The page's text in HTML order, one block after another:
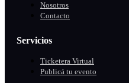
Nosotros
Contacto
Servicios
Ticketera Virtual
Publicá tu evento